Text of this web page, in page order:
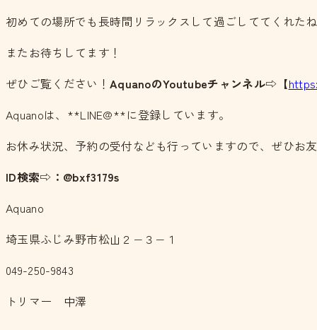
初めての場所でも長時間リラックスして過ごしててくれた
またお待ちしてます！
ぜひご覧ください！ AquanoのYoutubeチャンネル⇨【
Aquanoは、**LINE@**に登録しています。
お休み状況、予約の受付なども行っていますので、ぜひお
ID検索⇨：@bxf3179s
Aquano
埼玉県ふじみ野市松山２−３−１
049-250-9843
トリマー 中澤